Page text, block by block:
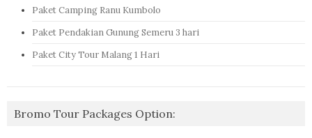
Paket Camping Ranu Kumbolo
Paket Pendakian Gunung Semeru 3 hari
Paket City Tour Malang 1 Hari
Bromo Tour Packages Option: